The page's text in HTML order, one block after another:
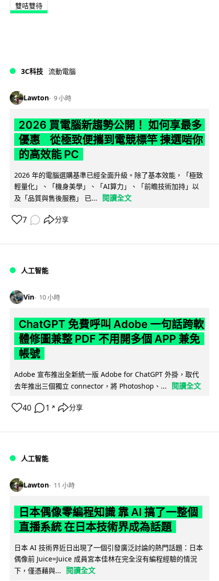
雙咭雙待
3C科技 流動電腦
Lawton 9 小時
2026 買電腦新趨勢公開！ 如何享最多
優惠 從極致便攜到電競標竿 揀選啱你
的高效能 PC
2026 年的電腦選購基準已經全面升級。除了基本效能，「極致
輕量化」、「機身美學」、「AI算力」、「前瞻技術加持」以
及「品質與售後服務」 已...
閱讀全文
7 分享
人工智能
Vin 10 小時
ChatGPT 免費呼叫 Adobe 一句話跨軟
體修圖兼整 PDF 不用開多個 APP 兼免
帳號
Adobe 宣布推出全新統一版 Adobe for ChatGPT 外掛，取代
去年推出三個獨立 connector，將 Photoshop、...
閱讀全文
40 1 ↗ 分享
人工智能
Lawton 11 小時
日本偶像零編程知識 靠 AI 搞了一整個
直播系統 在日本技術界成為話題
日本 AI 技術界近日出現了一個引發廣泛討論的熱門話題：日本
偶像前 Juice=Juice 成員宮本佳林在完全沒有編程經驗的情況
下，僅憑藉與...
閱讀全文